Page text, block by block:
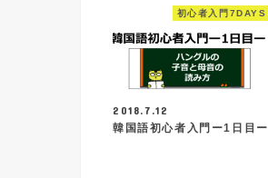
初心者入門7DAYS
2018.7.12
韓国語初心者入門ー1日目ー